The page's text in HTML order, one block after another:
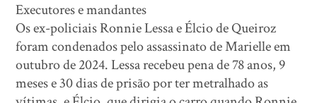
Executores e mandantes
Os ex-policiais Ronnie Lessa e Élcio de Queiroz
foram condenados pelo assassinato de Marielle em
outubro de 2024. Lessa recebeu pena de 78 anos, 9
meses e 30 dias de prisão por ter metralhado as